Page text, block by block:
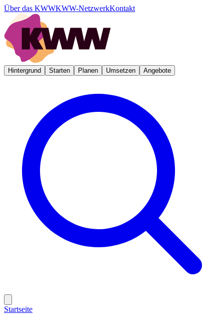
Über das KWWKWW-NetzwerkKontakt
Hintergrund Starten Planen Umsetzen Angebote
Startseite